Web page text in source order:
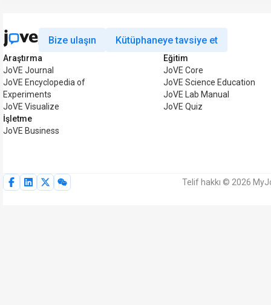
Bize ulaşın Kütüphaneye tavsiye et
Araştırma
JoVE Journal
JoVE Encyclopedia of
Experiments
JoVE Visualize
İşletme
JoVE Business
Eğitim
JoVE Core
JoVE Science Education
JoVE Lab Manual
JoVE Quiz
Telif hakkı © 2026